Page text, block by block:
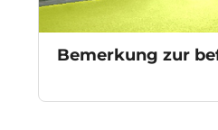
Bemerkung zur